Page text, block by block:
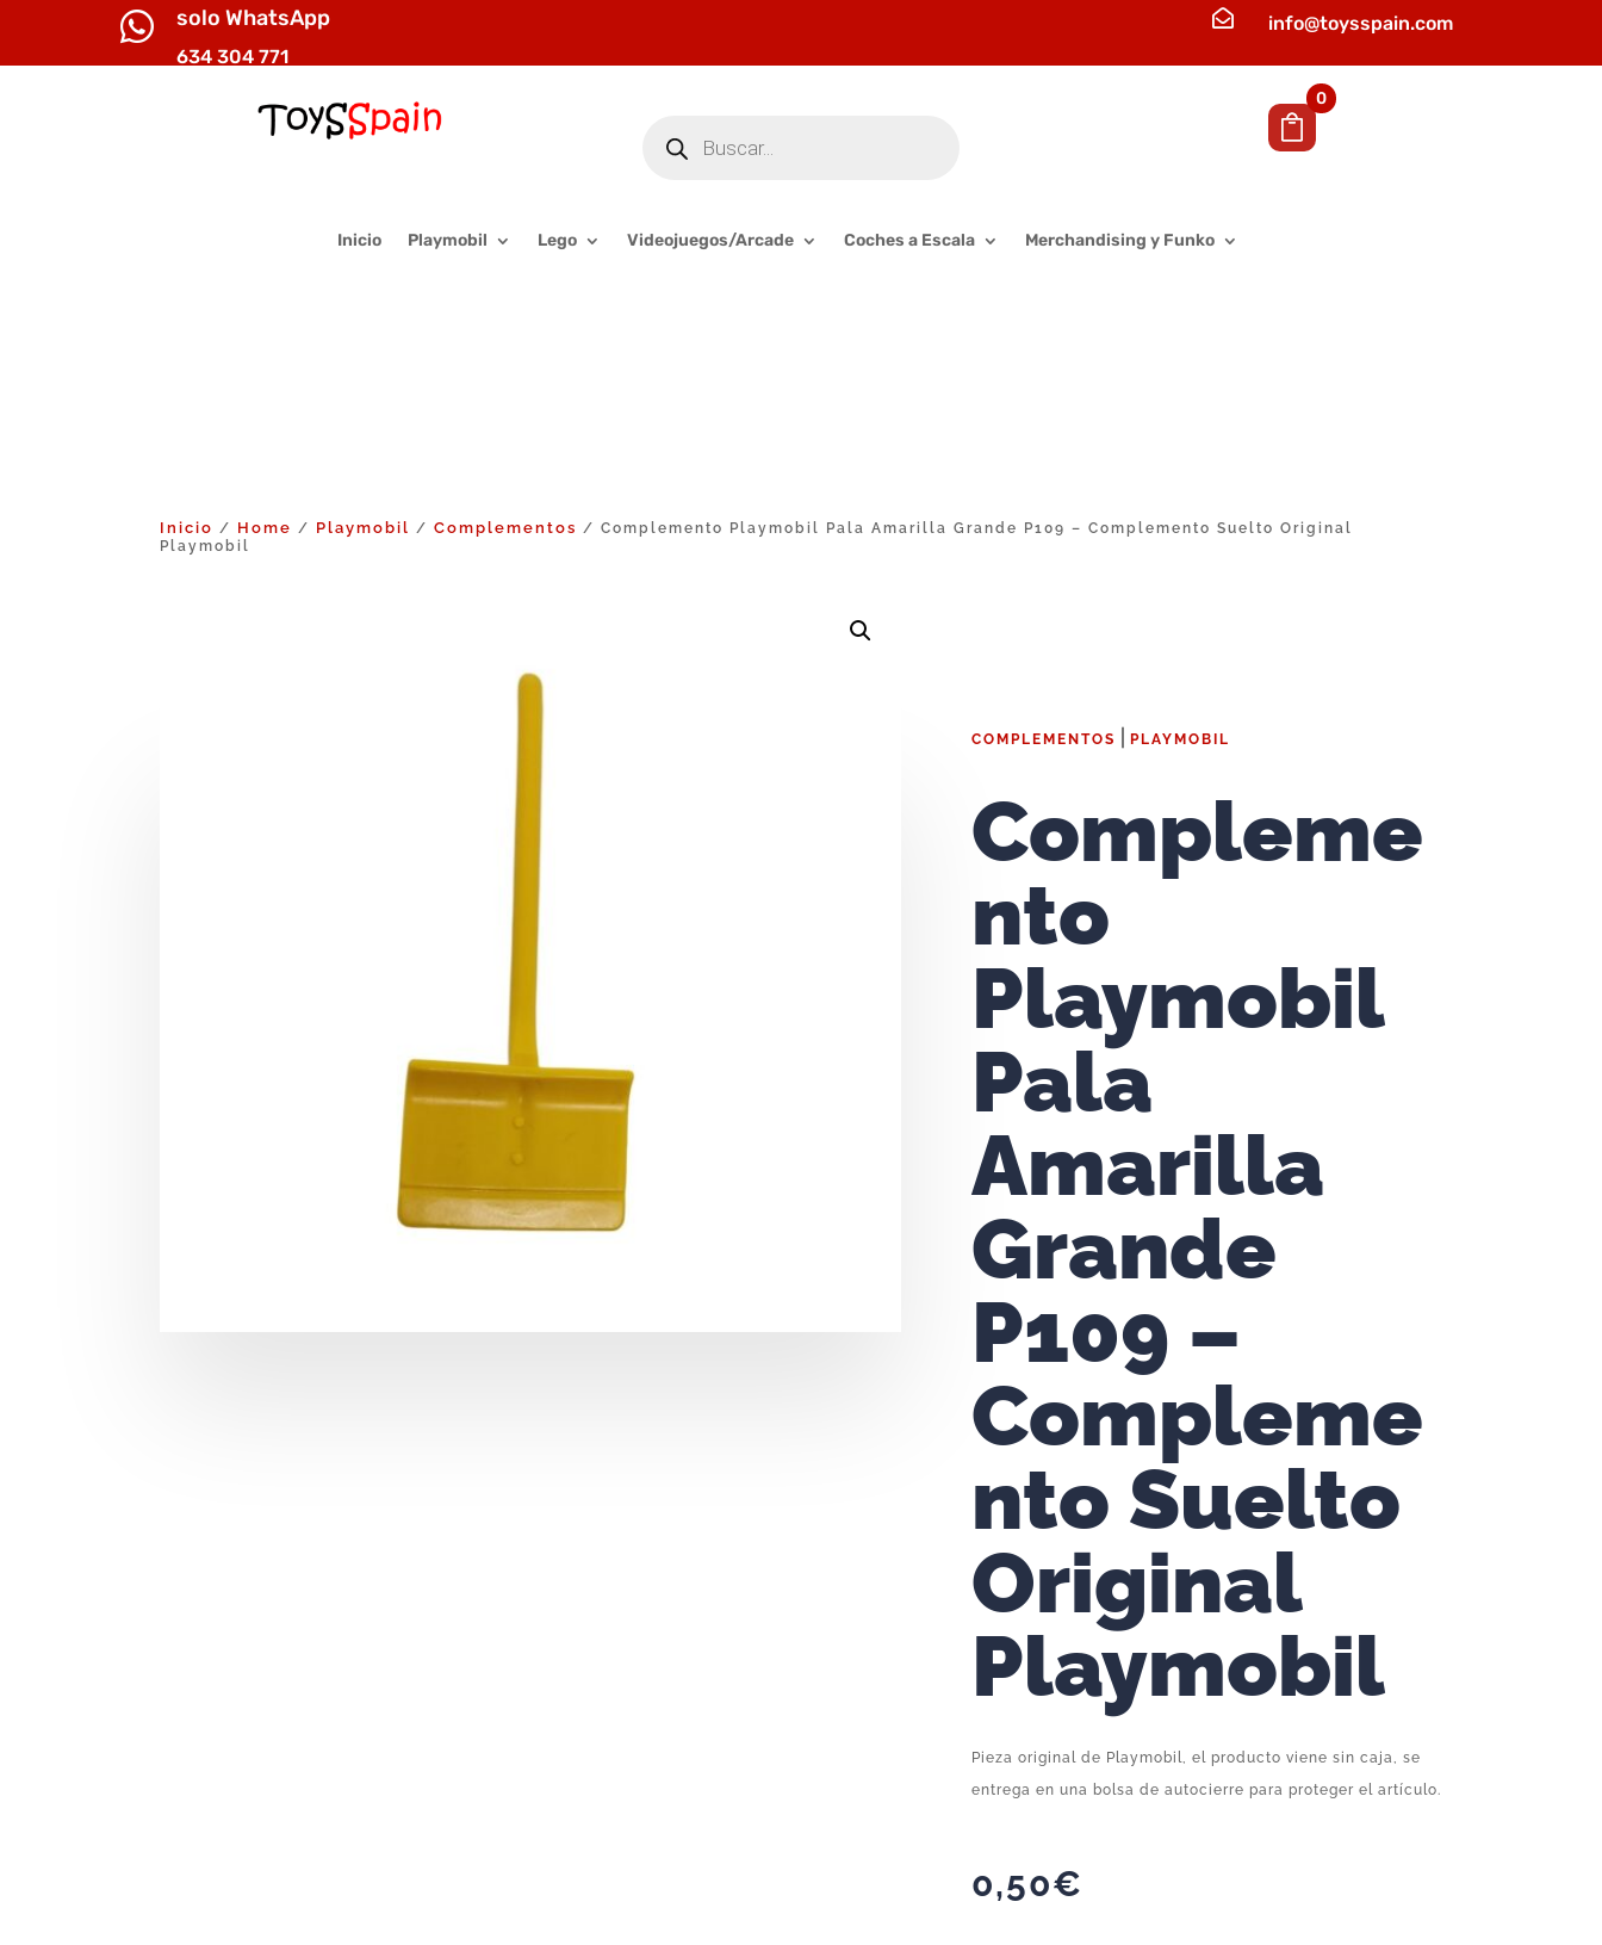
 solo WhatsApp
634 304 771
 info@toysspain.com
productos
0
Inicio Playmobil Lego Videojuegos/Arcade Coches a Escala Merchandising y Funko
Inicio / Home / Playmobil /Complementos / Complemento Playmobil Pala Amarilla Grande P109 – Complemento Suelto Original
Playmobil
COMPLEMENTOS PLAYMOBIL
Compleme
nto
Playmobil
Pala
Amarilla
Grande
P109 –
Compleme
nto Suelto
Original
Playmobil
Pieza original de Playmobil, el producto viene sin caja, se
entrega en una bolsa de autocierre para proteger el artículo.
0,50€